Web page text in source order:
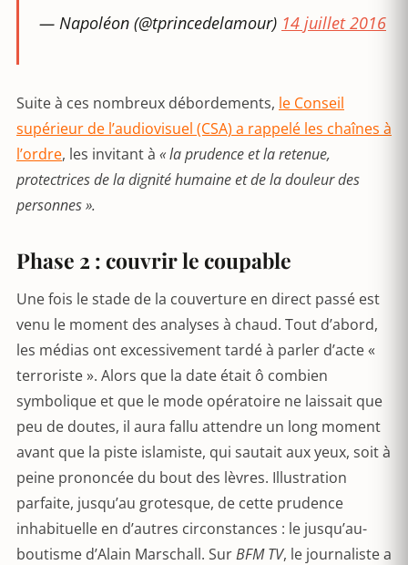
— Napoléon (@tprincedelamour) 14 juillet 2016
Suite à ces nombreux débordements, le Conseil
supérieur de l’audiovisuel (CSA) a rappelé les chaînes à
l’ordre, les invitant à « la prudence et la retenue,
protectrices de la dignité humaine et de la douleur des
personnes ».
Phase 2 : couvrir le coupable
Une fois le stade de la couverture en direct passé est
venu le moment des analyses à chaud. Tout d’abord,
les médias ont excessivement tardé à parler d’acte «
terroriste ». Alors que la date était ô combien
symbolique et que le mode opératoire ne laissait que
peu de doutes, il aura fallu attendre un long moment
avant que la piste islamiste, qui sautait aux yeux, soit à
peine prononcée du bout des lèvres. Illustration
parfaite, jusqu’au grotesque, de cette prudence
inhabituelle en d’autres circonstances : le jusqu’au-
boutisme d’Alain Marschall. SurBFM TV, le journaliste a